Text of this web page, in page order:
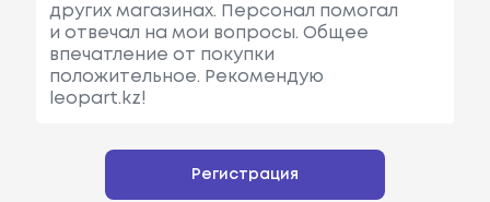
других магазинах. Персонал помогал
и отвечал на мои вопросы. Общее
впечатление от покупки
положительное. Рекомендую
leopart.kz!
Регистрация